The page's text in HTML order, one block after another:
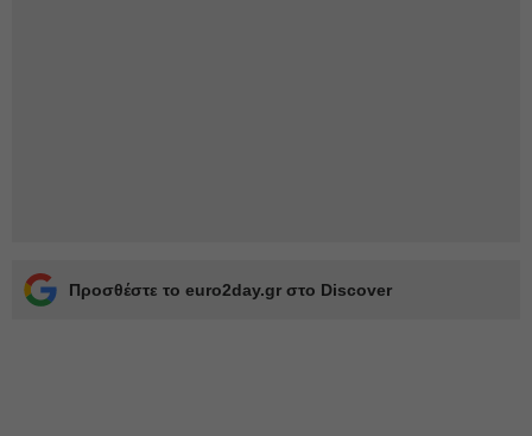
Προσθέστε το euro2day.gr στο Discover